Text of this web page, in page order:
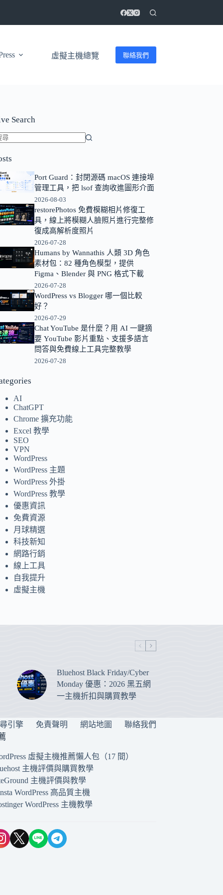
虛擬主機總覽 聯絡我們
Search
Port Guard：封閉源碼 macOS 連接埠
管理工具，把 lsof 查詢收進圖形介面
2026-08-03
restorePhotos 免費模糊相片修復工
具，線上將模糊人臉照片進行完整修
復成高解析度照片
2026-07-28
Humans by Wannathis 人類 3D 角色
素材包：82 種角色模型，提供
Figma、Blender 與 PNG 格式下載
2026-07-28
WordPress vs Blogger 哪一個比較
好？
2026-07-29
Chat YouTube 是什麼？用 AI 一鍵摘
要 YouTube 影片重點、支援多語言
問答與免費線上工具完整教學
2026-07-28
AI
ChatGPT
Chrome 擴充功能
Excel 教學
SEO
VPN
WordPress
WordPress 主題
WordPress 外掛
WordPress 教學
優惠資訊
免費資源
月球精選
科技新知
網路行銷
線上工具
自我提升
虛擬主機
Bluehost Black Friday/Cyber
Monday 優惠：2026 黑五網
一主機折扣與購買教學
引擎 免責聲明 網站地圖 聯絡我們
虛擬主機推薦懶人包（17 間）
主機評價與購買教學
主機評價與教學
WordPress 高品質主機
WordPress 主機教學